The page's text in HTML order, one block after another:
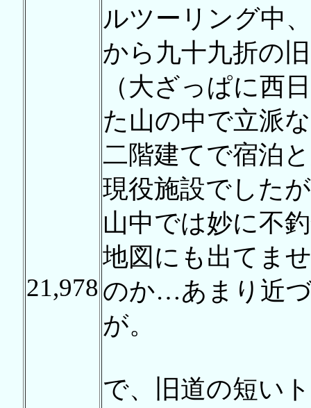
21,978
ルツーリング中
から九十九折の
（大ざっぱに西
た山の中で立派
二階建てで宿泊
現役施設でした
山中では妙に不
地図にも出てま
のか…あまり近
が。
で、旧道の短い